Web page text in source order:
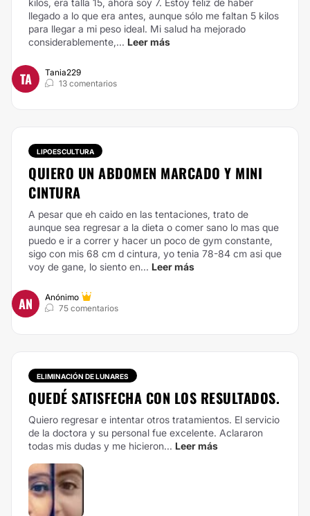
kilos, era talla 15, ahora soy 7. Estoy feliz de haber
llegado a lo que era antes, aunque sólo me faltan 5 kilos
para llegar a mi peso ideal. Mi salud ha mejorado
considerablemente,... Leer más
TA
Tania229
13 comentarios
LIPOESCULTURA
QUIERO UN ABDOMEN MARCADO Y MINI
CINTURA
A pesar que eh caido en las tentaciones, trato de
aunque sea regresar a la dieta o comer sano lo mas que
puedo e ir a correr y hacer un poco de gym constante,
sigo con mis 68 cm d cintura, yo tenia 78-84 cm asi que
voy de gane, lo siento en... Leer más
AN
Anónimo
75 comentarios
ELIMINACIÓN DE LUNARES
QUEDÉ SATISFECHA CON LOS RESULTADOS.
Quiero regresar e intentar otros tratamientos. El servicio
de la doctora y su personal fue excelente. Aclararon
todas mis dudas y me hicieron... Leer más